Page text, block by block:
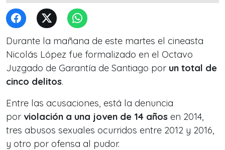
Durante la mañana de este martes el cineasta
Nicolás López fue formalizado en el Octavo
Juzgado de Garantía de Santiago por un total de
cinco delitos.
Entre las acusaciones, está la denuncia
por violación a una joven de 14 años en 2014,
tres abusos sexuales ocurridos entre 2012 y 2016,
y otro por ofensa al pudor.